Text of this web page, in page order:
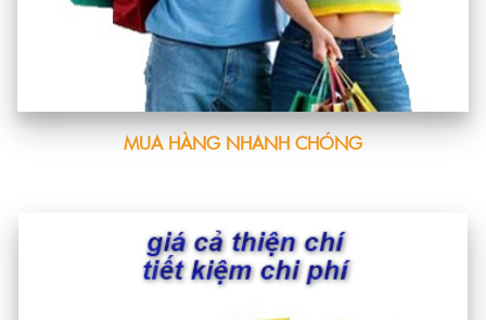
MUA HÀNG NHANH CHÓNG